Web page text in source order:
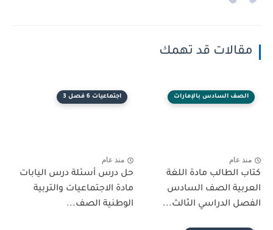
مقالات قد تهمك
الصف السادس بالإمارات
منذ عام
كتاب الطالب مادة اللغة
العربية الصف السادس
الفصل الدراسي الثالث...
اجتماعيات 6 فصل 3
منذ عام
حل درس أسئلة درس اليابات
مادة الاجتماعيات والتربية
الوطنية الصف...